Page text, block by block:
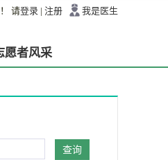
请登录 | 注册 我是医生
愿者风采
查询